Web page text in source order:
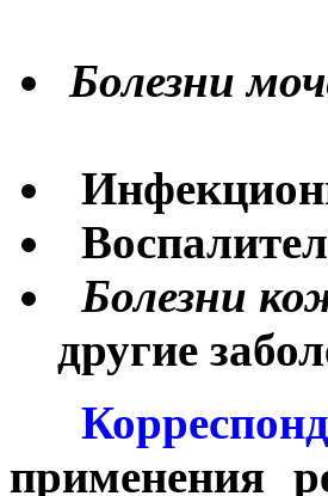
Болезни
Болезни
другие
применения